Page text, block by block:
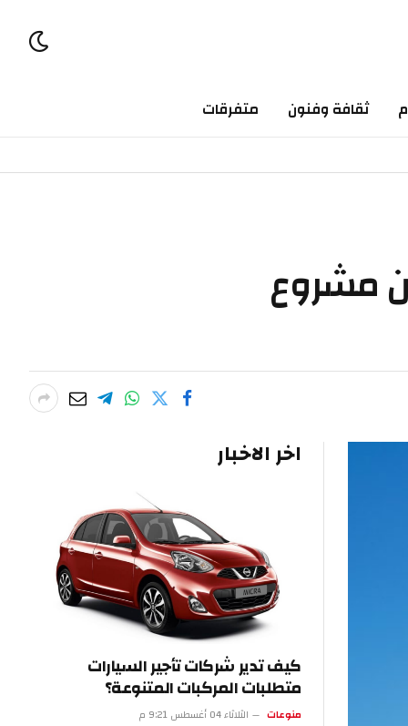
ثقافة وفنون متفرقات
اخر الاخبار
كيف تدير شركات تأجير السيارات
متطلبات المركبات المتنوعة؟
الثلاثاء 04 أغسطس 9:21 م